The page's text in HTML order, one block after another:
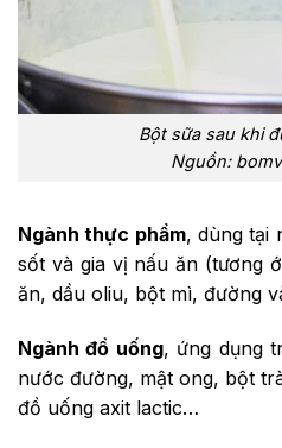
Bột sữa sau khi
Nguồn:
Ngành thực phẩm, dùng tại
sốt và gia vị nấu ăn (tương
ăn, dầu oliu, bột mì, đường
Ngành đồ uống, ứng dụng
nước đường, mật ong, bột
đồ uống axit lactic…